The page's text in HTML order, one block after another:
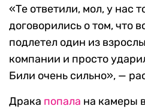
«Те ответили, мол, у нас
договорились о том, что
подлетел один из
компании и просто
Били очень сильно», —
Драка попала на камеры